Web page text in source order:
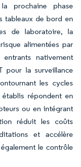
prochaine phase
tableaux de bord en
de laboratoire, la
alimentées par
nativement
pour la surveillance
les cycles
répondent en
ou en intégrant
réduit les coûts
et accélère
le contrôle